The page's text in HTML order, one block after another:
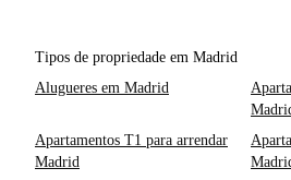
Tipos de propriedade em Madrid
Alugueres em Madrid
Apartamentos T1 para arrendar
Madrid